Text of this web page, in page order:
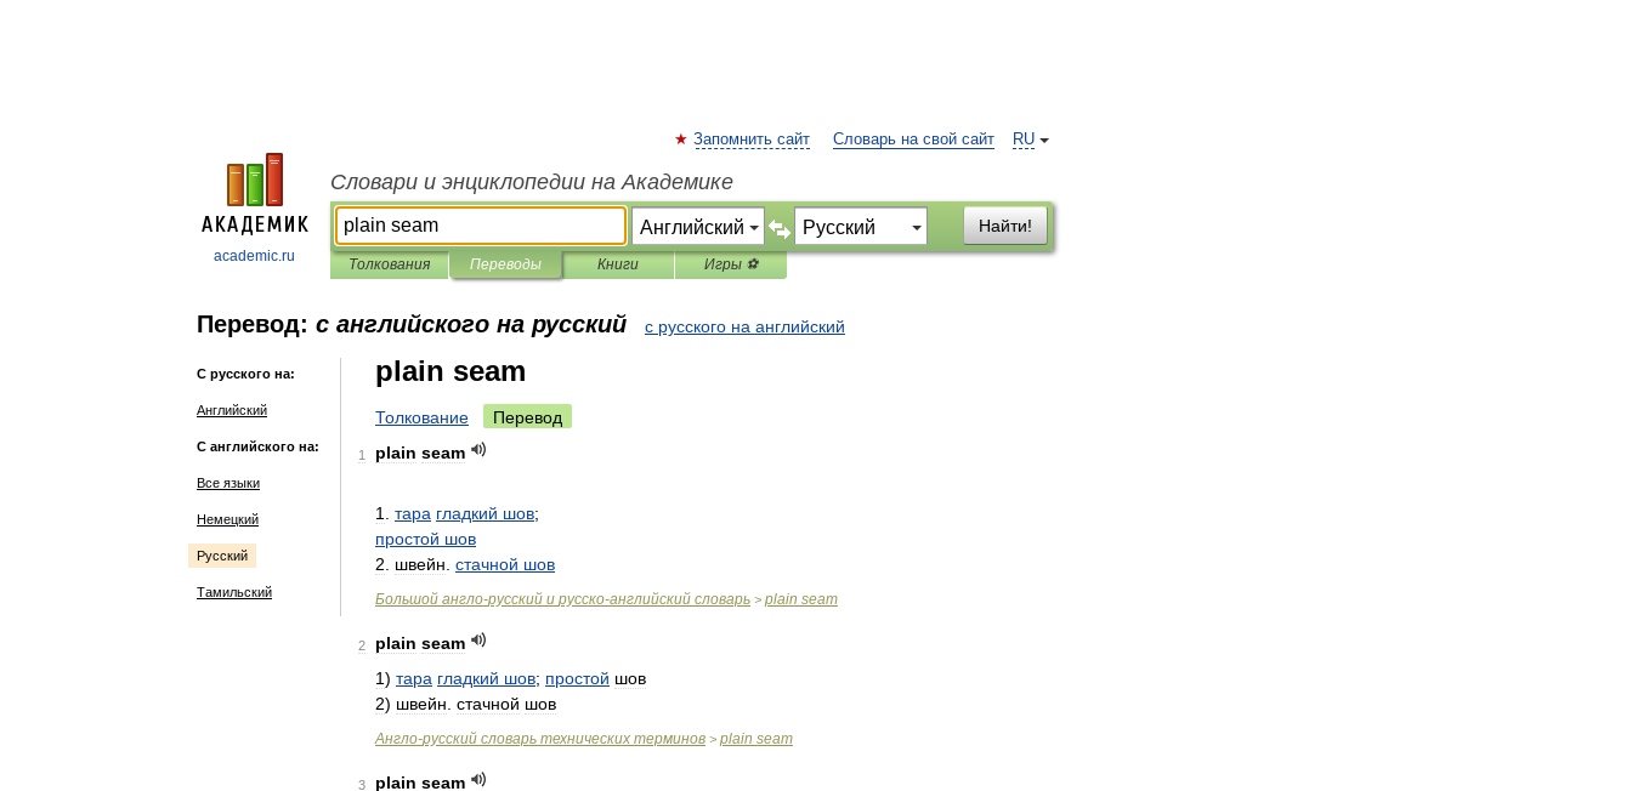
academic.ru
RU
Запомнить сайт Словарь на свой сайт
Словари и энциклопедии на Академике
Найти!
Толкования Переводы Книги Игры ⚽
Перевод: с английского на русский с русского на английский
С русского на:
Английский
С английского на:
Все языки
Немецкий
Русский
Тамильский
plain seam
Толкование Перевод
1 plain seam
1 тара гладкий шов;
простой шов
2
швейн стачной шов
Большой англо-русский и русско-английский словарь > plain seam
2 plain seam
1) тара гладкий шов; простой шов
2) швейн стачной шов
Англо-русский словарь технических терминов > plain seam
3 plain seam